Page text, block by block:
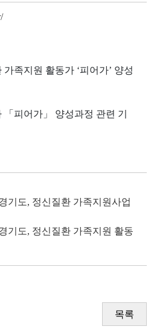
족지원 활동가 ‘피어가’ 양성
피어가」 양성과정 관련 기
기도, 정신질환 가족지원사업
기도, 정신질환 가족지원 활동
목록